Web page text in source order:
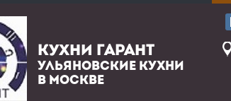
КУХНИ ГАРАНТ
УЛЬЯНОВСКИЕ КУХНИ
В МОСКВЕ